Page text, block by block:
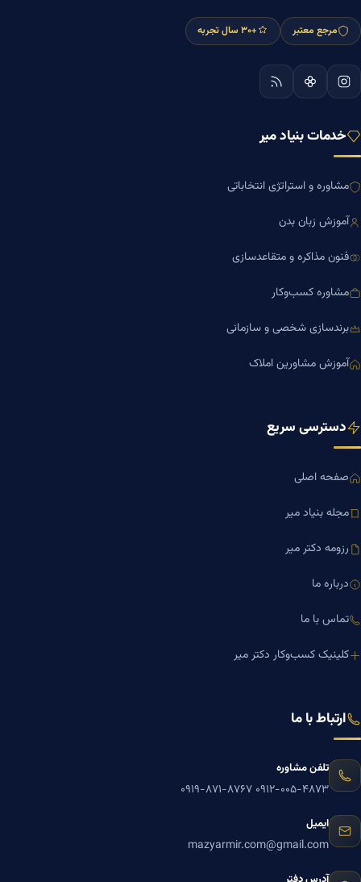
مرجع معتبر +۳۰ سال تجربه
خدمات بنیاد میر
مشاوره و استراتژی انتخاباتی
آموزش زبان بدن
فنون مذاکره و متقاعدسازی
مشاوره کسب‌وکار
برندسازی شخصی و سازمانی
آموزش مشاورین املاک
دسترسی سریع
صفحه اصلی
مجله بنیاد میر
رزومه دکتر میر
درباره ما
تماس با ما
کلینیک کسب‌وکار دکتر میر
ارتباط با ما
تلفن مشاوره
۰۹۱۲-۰۰۵-۴۸۷۳ ۰۹۱۹-۸۷۱-۸۷۶۷
ایمیل
mazyarmir.com@gmail.com